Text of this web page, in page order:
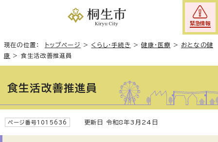
緊急情報
現在の位置： トップページ > くらし・手続き >健康・医療 > おとなの健
康 > 食生活改善推進員
食生活改善推進員
ページ番号1015636 更新日 令和8年3月24日